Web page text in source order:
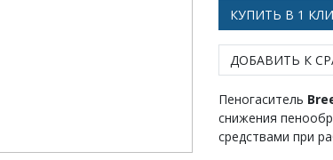
КУПИТЬ В 1
ДОБАВИТЬ К
Пеногаситель
снижения
средствами при